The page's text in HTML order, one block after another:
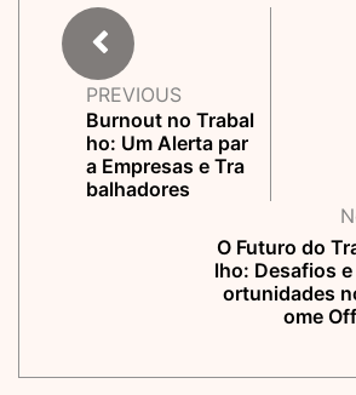
PREVIOUS
Burnout no Trabal
ho: Um Alerta par
a Empresas e Tra
balhadores
O Futuro do
lho: Desafios e
ortunidades
ome